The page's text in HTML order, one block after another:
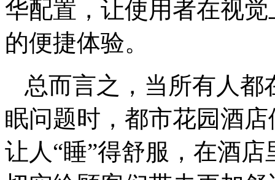
华配置，让使用者在视
的便捷体验。
总而言之，当所有人都
眠问题时，都市花园酒
让人“睡”得舒服，在酒